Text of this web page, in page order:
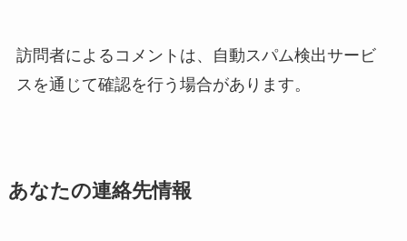
訪問者によるコメントは、自動スパム検出サービ
スを通じて確認を行う場合があります。
あなたの連絡先情報